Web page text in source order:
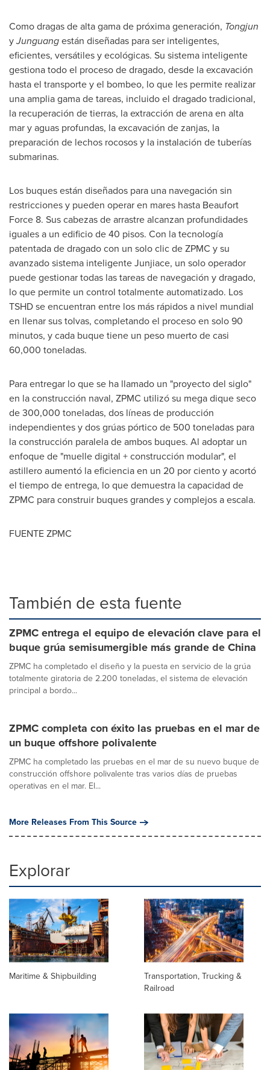
Como dragas de alta gama de próxima generación, Tongjun
yJunguangestán diseñadas para ser inteligentes,
eficientes, versátiles y ecológicas. Su sistema inteligente
gestiona todo el proceso de dragado, desde la excavación
hasta el transporte y el bombeo, lo que les permite realizar
una amplia gama de tareas, incluido el dragado tradicional,
la recuperación de tierras, la extracción de arena en alta
mar y aguas profundas, la excavación de zanjas, la
preparación de lechos rocosos y la instalación de tuberías
submarinas.
Los buques están diseñados para una navegación sin
restricciones y pueden operar en mares hasta Beaufort
Force 8. Sus cabezas de arrastre alcanzan profundidades
iguales a un edificio de 40 pisos. Con la tecnología
patentada de dragado con un solo clic de ZPMC y su
avanzado sistema inteligente Junjiace, un solo operador
puede gestionar todas las tareas de navegación y dragado,
lo que permite un control totalmente automatizado. Los
TSHD se encuentran entre los más rápidos a nivel mundial
en llenar sus tolvas, completando el proceso en solo 90
minutos, y cada buque tiene un peso muerto de casi
60,000 toneladas.
Para entregar lo que se ha llamado un "proyecto del siglo"
en la construcción naval, ZPMC utilizó su mega dique seco
de 300,000 toneladas, dos líneas de producción
independientes y dos grúas pórtico de 500 toneladas para
la construcción paralela de ambos buques. Al adoptar un
enfoque de "muelle digital + construcción modular", el
astillero aumentó la eficiencia en un 20 por ciento y acortó
el tiempo de entrega, lo que demuestra la capacidad de
ZPMC para construir buques grandes y complejos a escala.
FUENTE ZPMC
También de esta fuente
ZPMC entrega el equipo de elevación clave para el
buque grúa semisumergible más grande de China
ZPMC ha completado el diseño y la puesta en servicio de la grúa
totalmente giratoria de 2.200 toneladas, el sistema de elevación
principal a bordo...
ZPMC completa con éxito las pruebas en el mar de
un buque offshore polivalente
ZPMC ha completado las pruebas en el mar de su nuevo buque de
construcción offshore polivalente tras varios días de pruebas
operativas en el mar. El...
More Releases From This Source
Explorar
Maritime & Shipbuilding
Transportation, Trucking &
Railroad